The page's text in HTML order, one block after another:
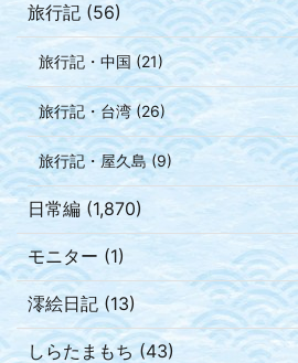
旅行記 (56)
旅行記・中国 (21)
旅行記・台湾 (26)
旅行記・屋久島 (9)
日常編 (1,870)
モニター (1)
澪絵日記 (13)
しらたまもち (43)